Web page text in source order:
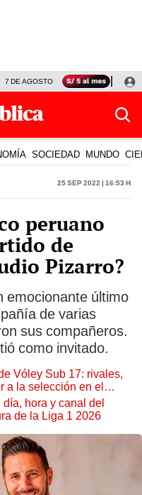
7 DE AGOSTO TINKA RESULTADOS
SOCIEDAD MUNDO
25 Sep 2022 | 16:53 h
peruano
de
Pizarro?
emocionante último
de varias
sus compañeros.
como invitado.
Vóley Sub 17: rivales,
a la selección en el
hora y canal del
de la Liga 1 2026